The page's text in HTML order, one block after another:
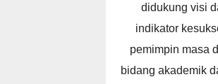
didukung visi
indikator
pemimpin masa
bidang akademik